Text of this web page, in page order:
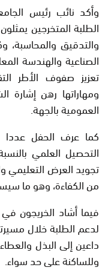
وأكد نائب رئيس
الطلبة المتخرجين
والتدقيق والمحاسبة،
الصناعية والهندسة
تعزيز صفوف الأطر
ومهاراتها رهن إشارة
العمومية بالجهة.
كما عرف الحفل
التحصيل العلمي
تجويد العرض التعليمي
من الكفاءة، وهو ما
فيما أشاد الخريجون
لدعم الطلبة خلال
داعين إلى البذل
وللساكنة على حد سواء.